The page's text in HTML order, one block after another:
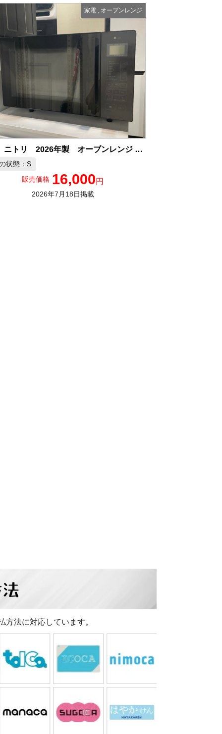
家電 , オーブンレンジ
美品 ニトリ 2026年製 オーブンレンジ 中古品販売
状態：S
販売価格 16,000円
2026年7月18日掲載
法に対応しています。